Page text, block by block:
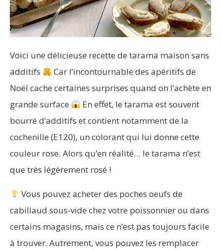
Voici une délicieuse recette de tarama maison sans
additifs
Car l’incontournable des apéritifs de
Noël cache certaines surprises quand on l’achète en
grande surface
En effet, le tarama est souvent
bourré d’additifs et contient notamment de la
cochenille (E120), un colorant qui lui donne cette
couleur rose. Alors qu’en réalité… le tarama n’est
que très légèrement rosé !
Vous pouvez acheter des poches oeufs de
cabillaud sous-vide chez votre poissonnier ou dans
certains magasins, mais ce n’est pas toujours facile
à trouver. Autrement, vous pouvez les remplacer